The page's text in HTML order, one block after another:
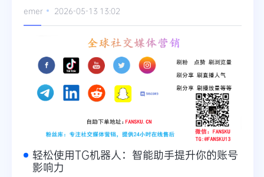
emer 2026-05-13 13:02
轻松使用TG机器人：智能助手提升你的账号
影响力